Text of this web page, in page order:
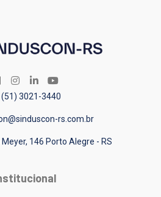
(51) 3021-3440
rs.com.br
146 Porto Alegre - RS